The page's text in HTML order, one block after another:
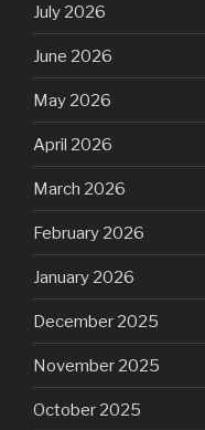
July 2026
June 2026
May 2026
April 2026
March 2026
February 2026
January 2026
December 2025
November 2025
October 2025